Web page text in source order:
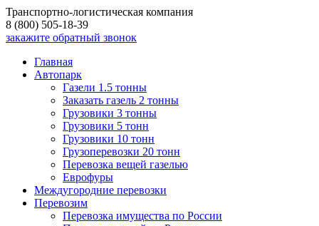
Транспортно-логистическая компания
8 (800) 505-18-39
закажите обратный звонок
Главная
Автопарк
Газели 1.5 тонны
Заказать газель 2 тонны
Грузовики 3 тонны
Грузовики 5 тонн
Грузовики 10 тонн
Грузоперевозки 20 тонн
Перевозка вещей газелью
Еврофуры
Междугородние перевозки
Перевозим
Перевозка имущества по России